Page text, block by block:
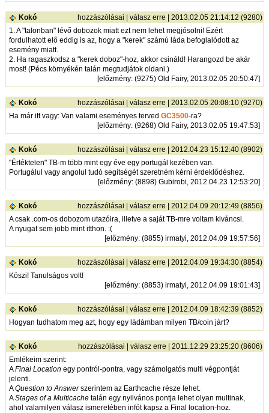
Kokó hozzászólásai |válasz erre | 2013.02.05 21:14:12 (9280)
1. A "talonban" lévő dobozok miatt ezt nem lehet megjósolni! Ezért
fordulhatott elő eddig is az, hogy a "kerek" számú láda befoglalódott az
esemény miatt.
2. Ha ragaszkodsz a "kerek doboz"-hoz, akkor csináld! Harangozd be akár
most! (Pécs környékén talán megtudjátok oldani.)
[előzmény: (9275) Old Fairy, 2013.02.05 20:50:47]
Kokó hozzászólásai |válasz erre | 2013.02.05 20:08:10 (9270)
Ha már itt vagy: Van valami eseményes tervedGC3500-ra?
[előzmény: (9268) Old Fairy, 2013.02.05 19:47:53]
Kokó hozzászólásai |válasz erre | 2012.04.23 15:12:40 (8902)
"Értéktelen" TB-m több mint egy éve egy portugál kezében van.
Portugálul vagy angolul tudó segítségét szeretném kérni érdeklődéshez.
[előzmény: (8898) Gubirobi, 2012.04.23 12:53:20]
Kokó hozzászólásai |válasz erre | 2012.04.09 20:12:49 (8856)
A csak .com-os dobozom utazóira, illetve a saját TB-mre voltam kiváncsi.
A nyugat sem jobb mint itthon. :(
[előzmény: (8855) irmatyi, 2012.04.09 19:57:56]
Kokó hozzászólásai |válasz erre | 2012.04.09 19:34:30 (8854)
Köszi! Tanulságos volt!
[előzmény: (8853) irmatyi, 2012.04.09 19:01:43]
Kokó hozzászólásai |válasz erre | 2012.04.09 18:42:39 (8852)
Hogyan tudhatom meg azt, hogy egy ládámban milyen TB/coin járt?
Kokó hozzászólásai |válasz erre | 2011.12.29 23:25:20 (8606)
Emlékeim szerint:
AFinal Location egy pontról-pontra, vagy számolgatós multi végpontját
jelenti.
AQuestion to Answerszerintem az Earthcache része lehet.
AStages of a Multicache talán egy nyilvános pontja lehet olyan multinak,
ahol valamilyen válasz ismeretében infót kapsz a Final location-hoz.